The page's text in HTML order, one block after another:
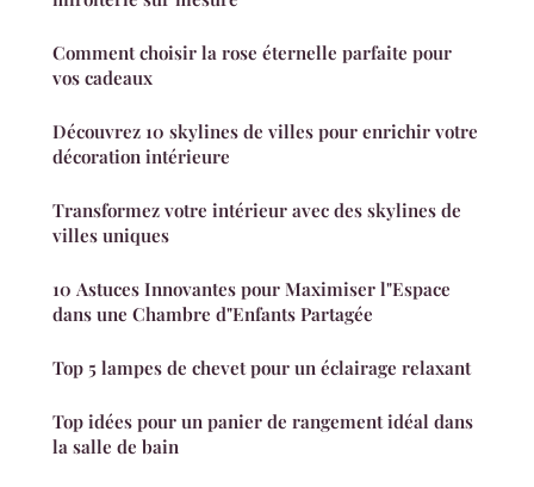
Comment choisir la rose éternelle parfaite pour
vos cadeaux
Découvrez 10 skylines de villes pour enrichir votre
décoration intérieure
Transformez votre intérieur avec des skylines de
villes uniques
10 Astuces Innovantes pour Maximiser l"Espace
dans une Chambre d"Enfants Partagée
Top 5 lampes de chevet pour un éclairage relaxant
Top idées pour un panier de rangement idéal dans
la salle de bain